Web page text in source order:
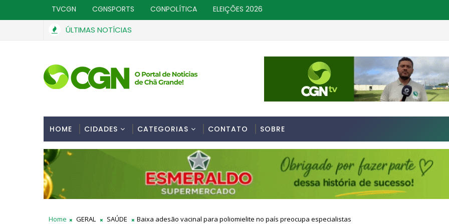
TVCGN CGNSPORTS CGNPOLÍTICA ELEIÇÕES 2026
ÚLTIMAS NOTÍCIAS
HOME CIDADES CATEGORIAS CONTATO SOBRE
Home GERAL SAÚDE Baixa adesão vacinal para poliomielite no país preocupa especialistas